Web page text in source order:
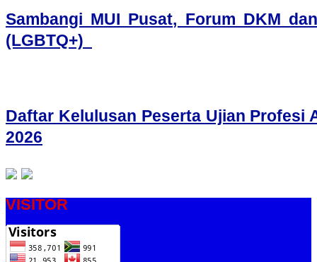
Sambangi MUI Pusat, Forum DKM
(LGBTQ+)
Daftar Kelulusan Peserta Ujian Profesi
2026
VISITOR